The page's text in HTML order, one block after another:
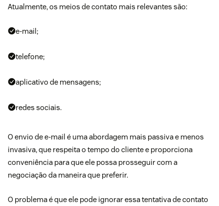
Atualmente, os meios de contato mais relevantes são:
e-mail;
telefone;
aplicativo de mensagens;
redes sociais.
O envio de e-mail é uma abordagem mais passiva e menos
invasiva, que respeita o tempo do cliente e proporciona
conveniência para que ele possa prosseguir com a
negociação da maneira que preferir.
O problema é que ele pode ignorar essa tentativa de contato